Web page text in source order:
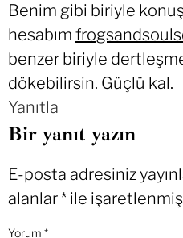
Benim gibi biriyle
hesabım
benzer biriyle
dökebilirsin. Güçlü kal.
Yanıtla
Bir yanıt yazın
E-posta adresiniz
alanlar* ile
Yorum *